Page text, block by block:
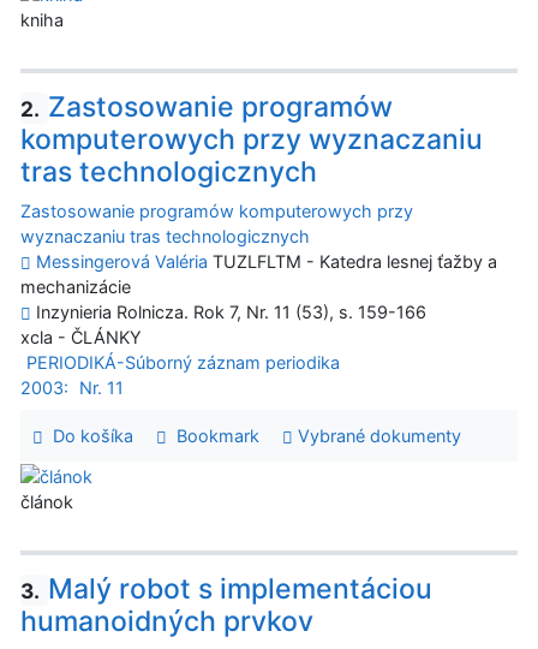
kniha
2. Zastosowanie programów
komputerowych przy wyznaczaniu
tras technologicznych
Zastosowanie programów komputerowych przy
wyznaczaniu tras technologicznych
Messingerová Valéria TUZLFLTM - Katedra lesnej ťažby a
mechanizácie
Inzynieria Rolnicza. Rok 7, Nr. 11 (53), s. 159-166
xcla - ČLÁNKY
PERIODIKÁ-Súborný záznam periodika
2003:
Nr. 11
Do košíka Bookmark Vybrané dokumenty
článok
3. Malý robot s implementáciou
humanoidných prvkov